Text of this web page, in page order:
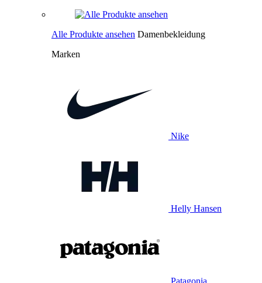
Alle Produkte ansehen Damenbekleidung
Marken
Nike
Helly Hansen
Patagonia